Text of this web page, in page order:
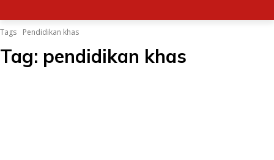
Tags Pendidikan khas
Tag: pendidikan khas